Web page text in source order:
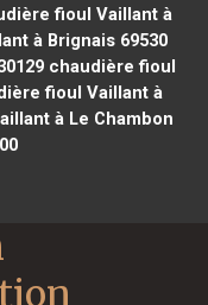
fioul Vaillant à
à Brignais 69530
chaudière fioul
fioul Vaillant à
à Le Chambon